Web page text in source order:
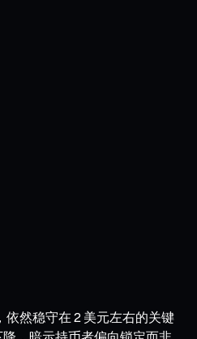
然稳守在 2 美元左右的关键